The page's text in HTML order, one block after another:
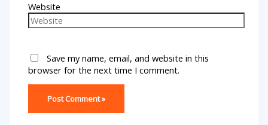
Website
Save my name, email, and website in this
browser for the next time I comment.